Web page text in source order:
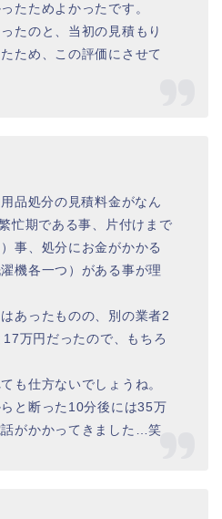
たためよかったです。
たのと、当初の見積もり
ため、この評価にさせて
品処分の見積料金がなん
忙期である事、片付けまで
事、処分にお金がかかる
機各一つ）がある事が理
あったものの、別の業者2
万円だったので、もちろ
も仕方ないでしょうね。
と断った10分後には35万
がかかってきました…笑